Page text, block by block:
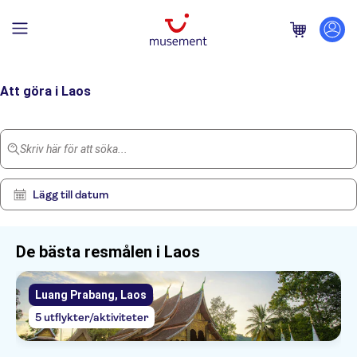
Att göra i Laos
Skriv här för att söka...
Lägg till datum
De bästa resmålen i Laos
Luang Prabang, Laos
5 utflykter/aktiviteter
Rensa
filter
Visa
5
resultat